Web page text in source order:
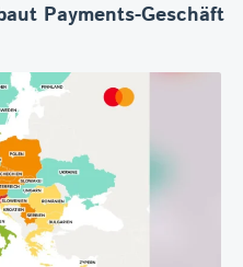
Payments-Geschäft